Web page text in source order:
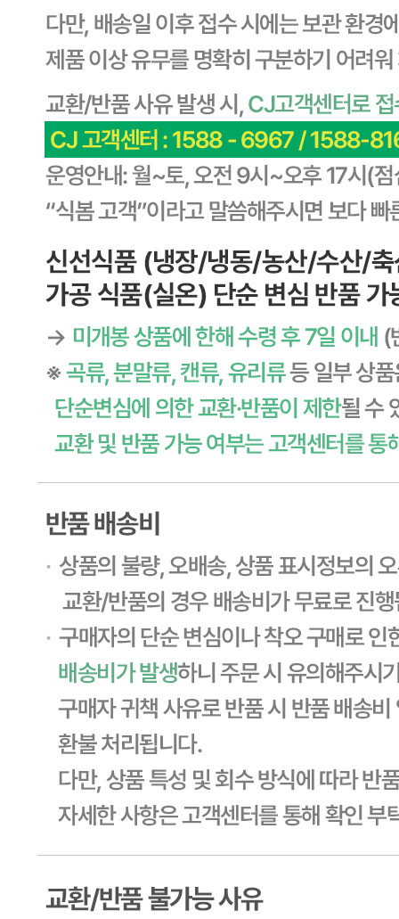
... 🛒 🛒 🛒
튀김류.냉동식품 BEST더보기
판매자 정보
판매자 상호
CJ프레시웨이
사업장 소재지
타) 씨제이프레시웨이
연락처